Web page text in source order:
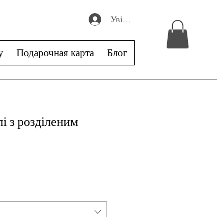
Увійти
Подарочная карта Блог
з розділеним